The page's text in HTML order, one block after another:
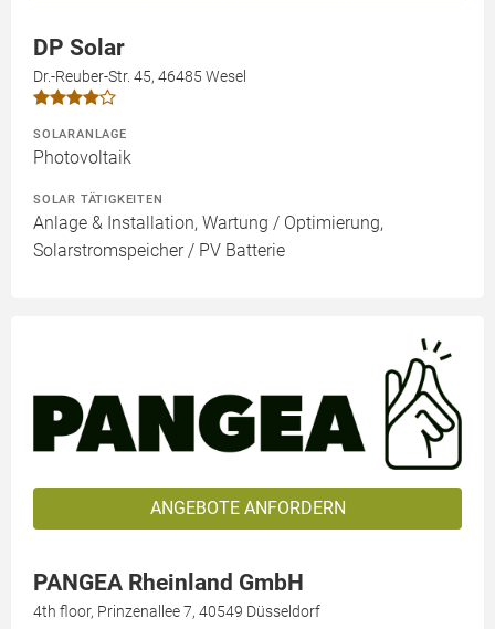
DP Solar
Dr.-Reuber-Str. 45, 46485 Wesel
SOLARANLAGE
Photovoltaik
SOLAR TÄTIGKEITEN
Anlage & Installation, Wartung / Optimierung,
Solarstromspeicher / PV Batterie
ANGEBOTE ANFORDERN
PANGEA Rheinland GmbH
4th floor, Prinzenallee 7, 40549 Düsseldorf